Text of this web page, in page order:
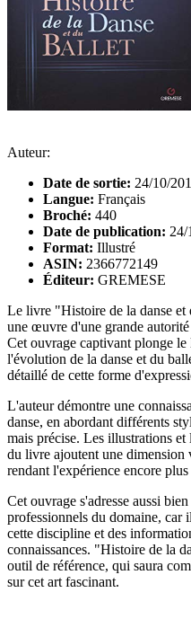
Auteur:
Date de sortie: 24/10/
Langue: Français
Broché: 440
Date de publication: 24/
Format: Illustré
ASIN: 2366772149
Éditeur: GREMESE
Le livre "Histoire de la danse
une œuvre d'une grande
Cet ouvrage captivant plonge le
l'évolution de la danse et du
détaillé de cette forme
L'auteur démontre une
danse, en abordant différents
mais précise. Les illustrations
du livre ajoutent une dimension
rendant l'expérience encore
Cet ouvrage s'adresse aussi
professionnels du domaine,
cette discipline et des
connaissances. "Histoire de la
outil de référence, qui saura
sur cet art fascinant.